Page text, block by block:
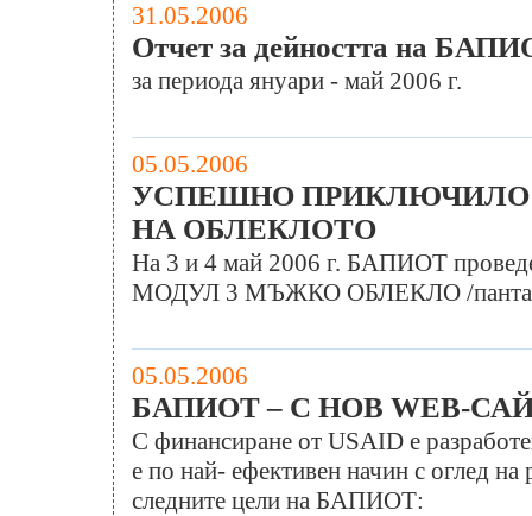
31.05.2006
Отчет за дейността на
за периода януари - май 2006 г.
05.05.2006
УСПЕШНО ПРИКЛЮЧИЛО
НА ОБЛЕКЛОТО
На 3 и 4 май 2006 г. БАПИОТ
МОДУЛ 3 МЪЖКО ОБЛЕКЛО /
05.05.2006
БАПИОТ – С НОВ WEB-
С финансиране от USAID е
е по най- ефективен начин с оглед на
следните цели на БАПИОТ: